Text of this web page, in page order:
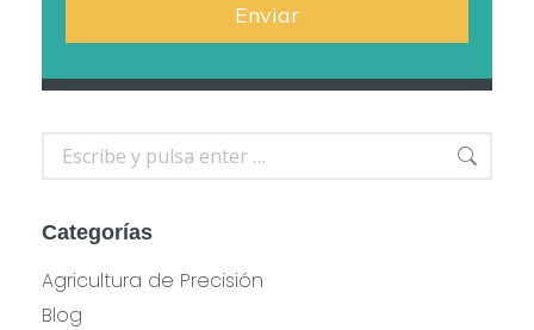
Buscar:
Categorías
Agricultura de Precisión
Blog